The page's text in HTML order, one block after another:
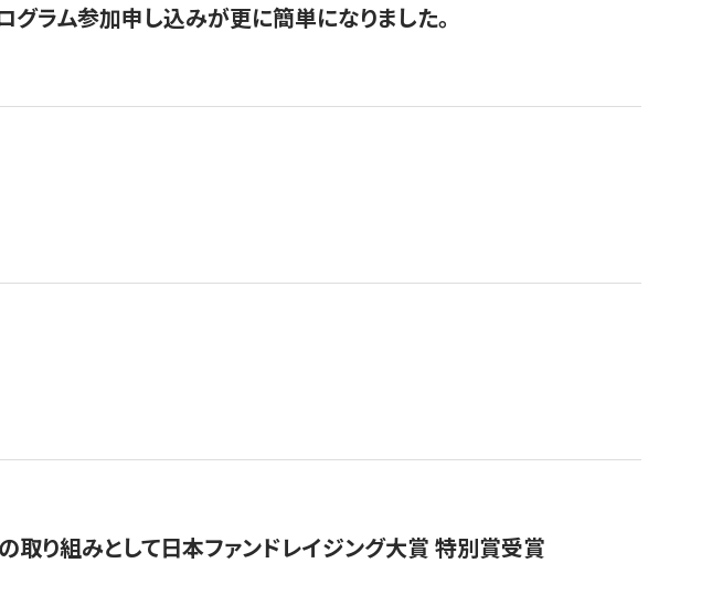
ラム参加申し込みが更に簡単になりました。
取り組みとして日本ファンドレイジング大賞 特別賞受賞